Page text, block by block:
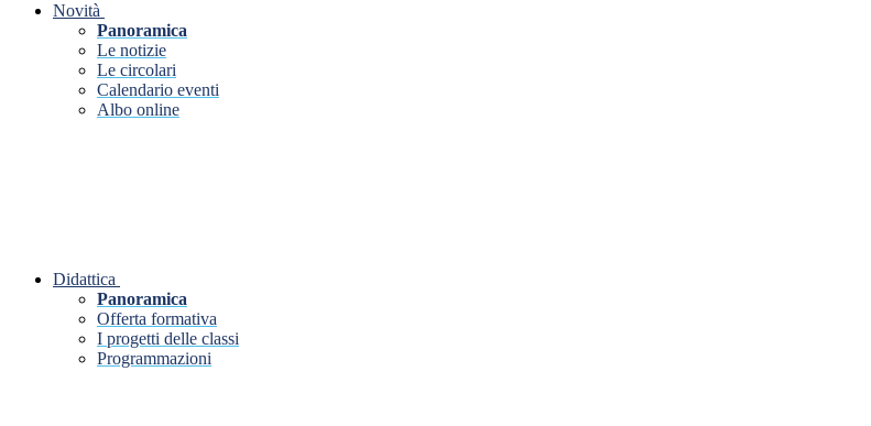
Novità
Panoramica
Le notizie
Le circolari
Calendario eventi
Albo online
Didattica
Panoramica
Offerta formativa
I progetti delle classi
Programmazioni